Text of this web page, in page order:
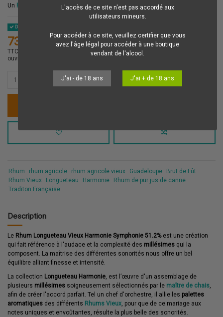
L'accès de ce site n'est pas accordé aux
utilisateurs mineurs.
Pour accéder à ce site, veuillez certifier que vous
avez l'âge légal pour accéder à une boutique
vendant de l'alcool.
J'ai - de 18 ans J'ai + de 18 ans
Un Rhum Agricole Vieuxqui illustre à merveille la notion d'équilibre !
Disponible
73,00 €
TTC
Votre commande est préparée dans la journée et expédiée le jour
ouvré suivant.
Rhum rhum agricole rhum agricole vieux Guadeloupe
Brut de Fût
Rhum Vieux
Longueteau Harmonie
Rhum de pur jus de canne
Traditon Française
Description
Le Rhum Longueteau Vieux Harmonie Symphonie 51.2%est une création
qui fait référence à l'audace et la complexité des millésimes qui la
composent. La maîtrise des différentes sonorités nous offre un bel
équilibre alliant finesse et intensité.
La collection Longueteau Harmonie, est l’œuvre d'un assemblage de
plusieurs millésimes soigneusement sélectionnés par le maître de chais,
afin de créer l'accord parfait. Tel un chef d'orchestre, il allie les palettes
aromatiques des différents Rhums Vieux, pour que de ce mariage aux
notes uniques et envoûtantes, résulte la plus belle des sonorités.